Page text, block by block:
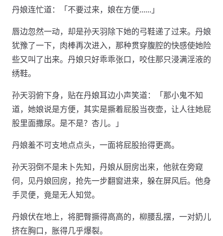
丹娘连忙道：「不要过来，娘在方便……」
唇边忽然一动，却是孙天羽除下她的弓鞋递了过来。丹娘
犹豫了一下，肉棒再次进入，那种贯穿腹腔的快感使她险
些又叫了出来。丹娘只好乖乖张口，咬住那只浸满淫液的
绣鞋。
孙天羽俯下身，贴在丹娘耳边小声笑道：「那小鬼不知
道，她娘说是方便，其实是撅着屁股当夜壶，让人往她屁
股里面撒尿。是不是？杏儿。」
丹娘羞不可支地点点头，一面将屁股抬得更高。
孙天羽倒不是未卜先知，丹娘从厨房出来，他就在旁窥
伺，见丹娘回房，抢先一步翻窗进来，躲在屏风后。他身
手灵便，竟是无人知觉。
丹娘伏在地上，将肥臀撅得高高的，柳腰乱摆，一对奶儿
挤在胸口，胀得几乎爆裂。